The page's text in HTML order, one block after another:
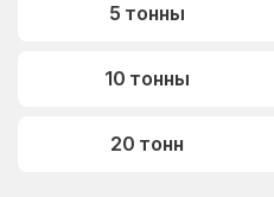
5 тонны
10 тонны
20 тонн